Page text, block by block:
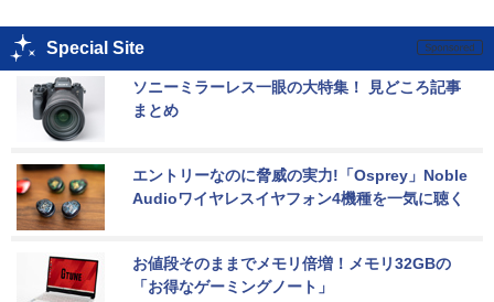
Special Site
ソニーミラーレス一眼の大特集！ 見どころ記事
まとめ
エントリーなのに脅威の実力!「Osprey」Noble
Audioワイヤレスイヤフォン4機種を一気に聴く
お値段そのままでメモリ倍増！メモリ32GBの
「お得なゲーミングノート」